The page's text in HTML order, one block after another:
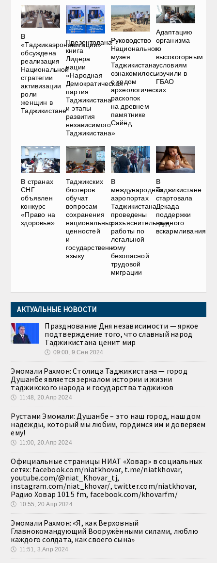
В
«Таджикаэронавигации»
обсуждена
реализация
Национальной
стратегии
активизации
роли
женщин в
Таджикистане
Презентована
книга
Лидера
нации
«Народная
Демократическая
партия
Таджикистана
и этапы
развития
независимого
Таджикистана»
Руководство
Национального
музея
Таджикистана
ознакомилось
с ходом
археологических
раскопок
на древнем
памятнике
Сайёд
Адаптацию
организма
к
высокогорным
условиям
изучили в
ГБАО
В странах
СНГ
объявлен
конкурс
«Право на
здоровье»
Таджикских
блогеров
обучат
вопросам
сохранения
национальных
ценностей
и
государственному
языку
В
международных
аэропортах
Таджикистана
проведены
разъяснительные
работы по
легальной
и
безопасной
трудовой
миграции
В
Таджикистане
стартовала
Декада
поддержки
грудного
вскармливания
АКТУАЛЬНЫЕ НОВОСТИ
Празднование Дня независимости — яркое
подтверждение того, что славный народ
Таджикистана ценит мир
🕔 09:00, 9.Сен 2024
Эмомали Рахмон: Столица Таджикистана — город
Душанбе является зеркалом истории и жизни
таджикского народа и государства таджиков
🕔 11:48, 20.Апр 2024
Рустами Эмомали: Душанбе – это наш город, наш дом
надежды, который мы любим, гордимся им и доверяем
ему!
🕔 11:00, 20.Апр 2024
Официальные страницы НИАТ «Ховар» в социальных
сетях: facebook.com/niatkhovar, t.me/niatkhovar,
youtube.com/@niat_Khovar_tj,
instagram.com/niat_khovar/, twitter.com/niatkhovar,
Радио Ховар 101.5 fm, facebook.com/khovarfm/
🕔 10:55, 20.Апр 2024
Эмомали Рахмон: «Я, как Верховный
Главнокомандующий Вооружёнными силами, люблю
каждого солдата, как своего сына»
🕔 11:51, 3.Апр 2024